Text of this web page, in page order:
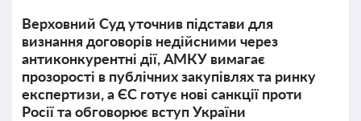
Верховний Суд уточнив підстави для
визнання договорів недійсними через
антиконкурентні дії, АМКУ вимагає
прозорості в публічних закупівлях та ринку
експертизи, а ЄС готує нові санкції проти
Росії та обговорює вступ України